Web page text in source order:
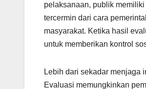
pelaksanaan, publik
tercermin dari cara
masyarakat. Ketika hasil
untuk memberikan kontrol
Lebih dari sekadar menjaga
Evaluasi memungkinkan